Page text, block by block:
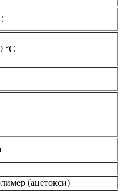
°С
(ацетокси)